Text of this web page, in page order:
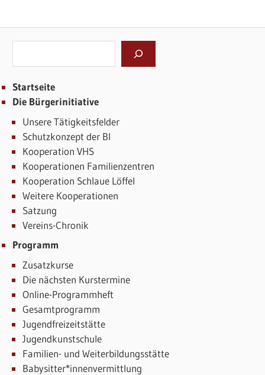
Startseite
Die Bürgerinitiative
Unsere Tätigkeitsfelder
Schutzkonzept der BI
Kooperation VHS
Kooperationen Familienzentren
Kooperation Schlaue Löffel
Weitere Kooperationen
Satzung
Vereins-Chronik
Programm
Zusatzkurse
Die nächsten Kurstermine
Online-Programmheft
Gesamtprogramm
Jugendfreizeitstätte
Jugendkunstschule
Familien- und Weiterbildungsstätte
Babysitter*innenvermittlung